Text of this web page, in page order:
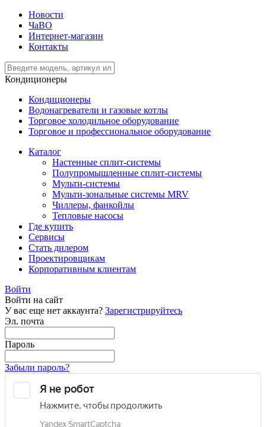
Новости
ЧаВО
Интернет-магазин
Контакты
Кондиционеры
Кондиционеры
Водонагреватели и газовые котлы
Торговое холодильное оборудование
Торговое и профессиональное оборудование
Каталог
Настенные сплит-системы
Полупромышленные сплит-системы
Мульти-системы
Мульти-зональные системы MRV
Чиллеры, фанкойлы
Тепловые насосы
Где купить
Сервисы
Стать дилером
Проектировщикам
Корпоративным клиентам
Войти
Войти на сайт
У вас еще нет аккаунта? Зарегистрируйтесь
Эл. почта
Пароль
Забыли пароль?